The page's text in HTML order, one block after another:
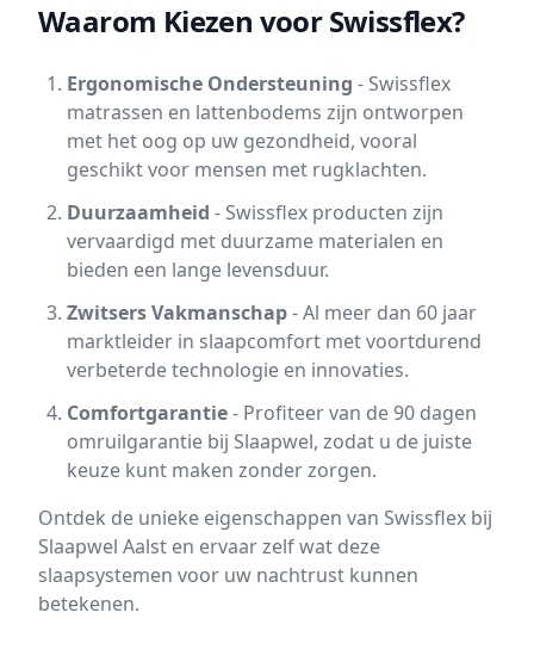
Waarom Kiezen voor Swissflex?
Ergonomische Ondersteuning - Swissflex
matrassen en lattenbodems zijn ontworpen
met het oog op uw gezondheid, vooral
geschikt voor mensen met rugklachten.
Duurzaamheid - Swissflex producten zijn
vervaardigd met duurzame materialen en
bieden een lange levensduur.
Zwitsers Vakmanschap- Al meer dan 60 jaar
marktleider in slaapcomfort met voortdurend
verbeterde technologie en innovaties.
Comfortgarantie- Profiteer van de 90 dagen
omruilgarantie bij Slaapwel, zodat u de juiste
keuze kunt maken zonder zorgen.
Ontdek de unieke eigenschappen van Swissflex bij
Slaapwel Aalst en ervaar zelf wat deze
slaapsystemen voor uw nachtrust kunnen
betekenen.